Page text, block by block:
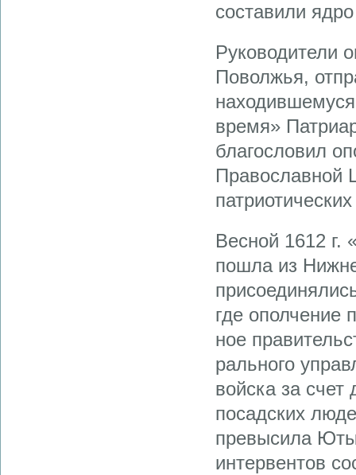
составили
Руководители
Поволжья,
время»
благосло­вил
Православной
Весной 1612 г.
пошла из
где ополчение
ное
рального
войска за счет
по­садских
превысила
интервентов